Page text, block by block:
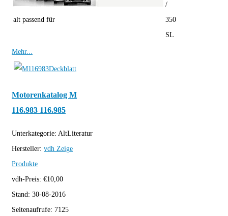
alt passend für
/
350
SL
Mehr...
Motorenkatalog M
116.983 116.985
Unterkategorie: AltLiteratur
Hersteller: vdh Zeige
Produkte
vdh-Preis: €10,00
Stand: 30-08-2016
Seitenaufrufe: 7125